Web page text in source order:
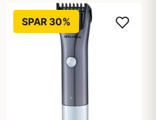
SPAR 30%